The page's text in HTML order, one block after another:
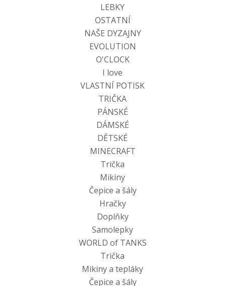
LEBKY
OSTATNÍ
NAŠE DYZAJNY
EVOLUTION
O'CLOCK
I love
VLASTNÍ POTISK
TRIČKA
PÁNSKÉ
DÁMSKÉ
DĚTSKÉ
MINECRAFT
Trička
Mikiny
Čepice a šály
Hračky
Doplňky
Samolepky
WORLD of TANKS
Trička
Mikiny a tepláky
Čepice a šály